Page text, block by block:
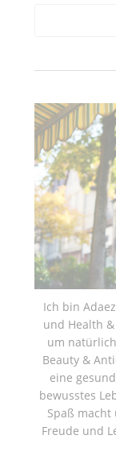
Ich bin
und Health
um
Beauty &
eine
bewusstes
Spaß
Freude und